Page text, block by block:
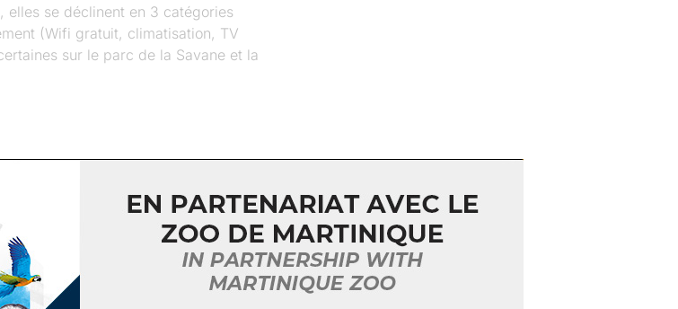
elles se déclinent en 3 catégories
(Wifi gratuit, climatisation, TV
sur le parc de la Savane et la